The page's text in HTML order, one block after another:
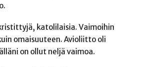
katolilaisia. Vaimoihin
omaisuuteen. Avioliitto oli
on ollut neljä vaimoa.